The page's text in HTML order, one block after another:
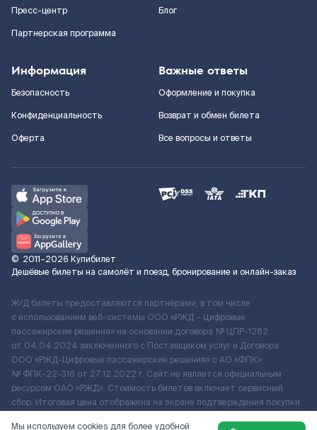
Пресс-центр
Партнерская программа
Блог
Информация
Безопасность
Конфиденциальность
Оферта
Важные ответы
Оформление и покупка
Возврат и обмен билета
Все вопросы и ответы
© 2011–2026 Купибилет
Дешёвые билеты на самолёт и поезд, бронирование и онлайн-заказ
Ж/Д билеты предоставляются партнёрами, в том числе
с использованием веб-системы ООО «РЖД – Цифровые
пассажирские решения» на основании договора № ЦПР-1282
от 04.04.2024 заключенного с Поставщиком услуг и Договора
ООО «РЖД-Цифровые пассажирские решения» c АО «ФПК»
№ ФПК-22-316 от 27.12.2022 г. Сайт не является официальным
ресурсом ОАО «РЖД». Стоимость билетов включает сервисный
сбор. Итоговая цена отображена на экране подтверждения покупки.
Мы используем cookies для более удобной